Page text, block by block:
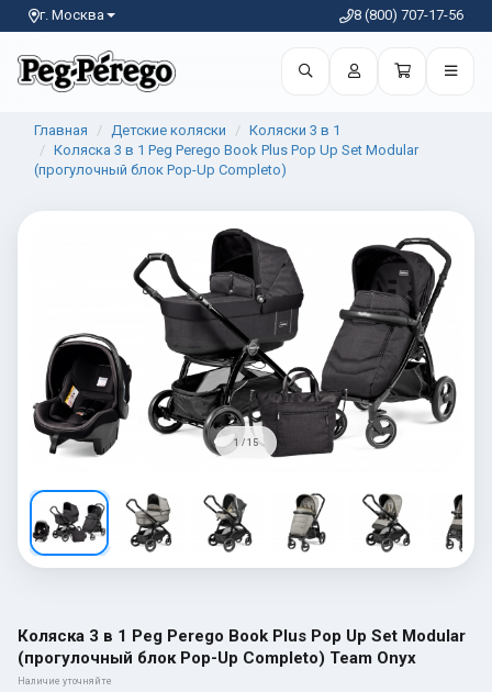
г. Москва 8 (800) 707-17-56
Главная Детские коляски
Коляски 3 в 1
Коляска 3 в 1 Peg Perego Book Plus Pop Up Set Modular
(прогулочный блок Pop-Up Completo)
1 / 15
Коляска 3 в 1 Peg Perego Book Plus Pop Up Set Modular
(прогулочный блок Pop-Up Completo) Team Onyx
Наличие уточняйте